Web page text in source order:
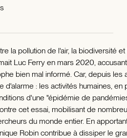
la pollution de l'air, la biodiversité
Luc Ferry en mars 2020,
bien mal informé. Car, depuis
d'alarme : les activités humaines,
d'une "épidémie de
cet essai, mobilisant de
du monde entier. En
Robin contribue à dissiper le